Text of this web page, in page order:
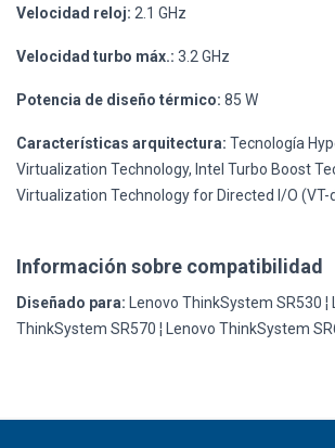
Velocidad reloj: 2.1 GHz
Velocidad turbo máx.: 3.2 GHz
Potencia de diseño térmico: 85 W
Características arquitectura: Tecnología
Virtualization Technology, Intel Turbo Boost
Virtualization Technology for Directed I/O (VT-
Información sobre compatibilidad
Diseñado para: Lenovo ThinkSystem SR530 ¦
ThinkSystem SR570 ¦ Lenovo ThinkSystem